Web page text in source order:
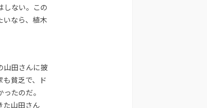
ない。この
いなら、植木
山田さんに披
貧乏で、ド
たのだ。
た山田さん